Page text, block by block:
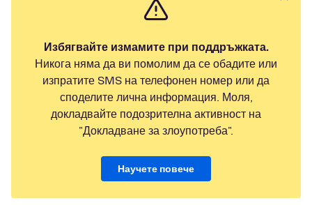
Избягвайте измамите при поддръжката.
Никога няма да ви помолим да се обадите или
изпратите SMS на телефонен номер или да
споделите лична информация. Моля,
докладвайте подозрителна активност на
"Докладване за злоупотреба".
Научете повече